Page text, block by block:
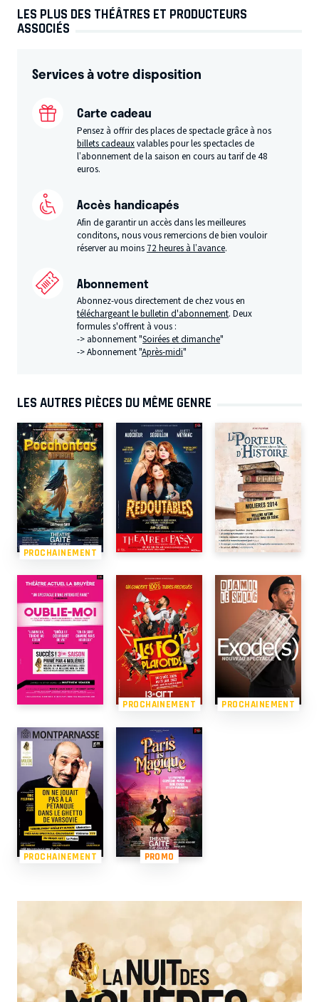
LES PLUS DES THÉÂTRES ET PRODUCTEURS
ASSOCIÉS
Services à votre disposition
Carte cadeau
Pensez à offrir des places de spectacle grâce à nos
billets cadeauxvalables pour les spectacles de
l’abonnement de la saison en cours au tarif de 48
euros.
Accès handicapés
Afin de garantir un accès dans les meilleures
conditons, nous vous remercions de bien vouloir
réserver au moins 72 heures à l’avance.
Abonnement
Abonnez-vous directement de chez vous en
téléchargeant le bulletin d'abonnement. Deux
formules s'offrent à vous :
-> abonnement "Soirées et dimanche"
-> Abonnement "Après-midi"
LES AUTRES PIÈCES DU MÊME GENRE
PROCHAINEMENT
PROCHAINEMENT PROCHAINEMENT
PROCHAINEMENT PROMO